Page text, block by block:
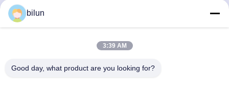
YBE4-315M 132kw 防爆モー
Ybx4 75KW 3相アシンクロン
bilun
3:39 AM
Good day, what product are you looking for?